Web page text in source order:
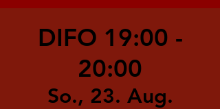
DIFO 19:00 -
20:00
So., 23. Aug.